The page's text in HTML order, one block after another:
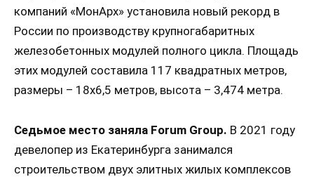
компаний «МонАрх» установила новый рекорд в
России по производству крупногабаритных
железобетонных модулей полного цикла. Площадь
этих модулей составила 117 квадратных метров,
размеры – 18х6,5 метров, высота – 3,474 метра.
Седьмое место заняла Forum Group. В 2021 году
девелопер из Екатеринбурга занимался
строительством двух элитных жилых комплексов